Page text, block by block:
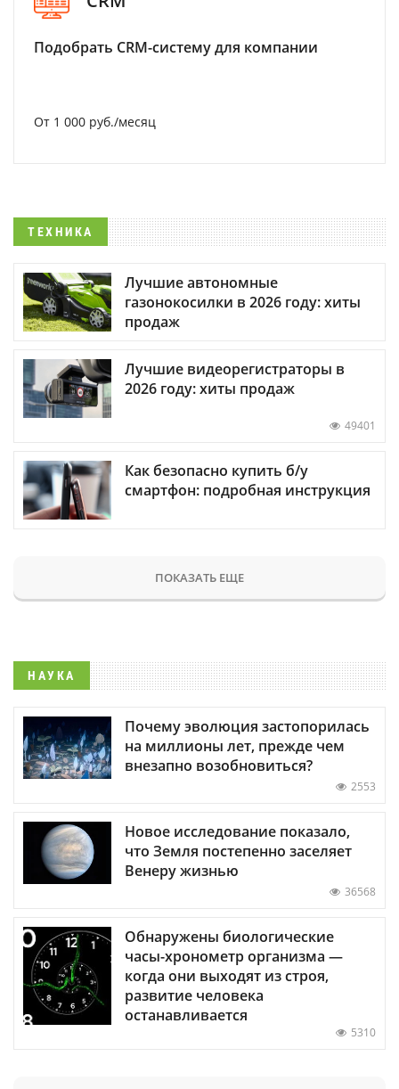
Подобрать CRM-систему для компании
От 1 000 руб./месяц
ТЕХНИКА
Лучшие автономные
газонокосилки в 2026 году: хиты
продаж
Лучшие видеорегистраторы в
2026 году: хиты продаж
49401
Как безопасно купить б/у
смартфон: подробная инструкция
ПОКАЗАТЬ ЕЩЕ
НАУКА
Почему эволюция застопорилась
на миллионы лет, прежде чем
внезапно возобновиться?
2553
Новое исследование показало,
что Земля постепенно заселяет
Венеру жизнью
36568
Обнаружены биологические
часы-хронометр организма —
когда они выходят из строя,
развитие человека
останавливается
5310